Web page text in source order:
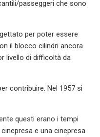
passeggeri che sono
per poter essere
il blocco cilindri ancora
livello di difficoltà da
contribuire. Nel 1957 si
questi erano i tempi
e una cinepresa